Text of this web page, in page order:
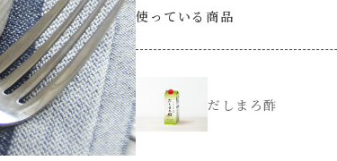
使っている商品
だしまろ酢